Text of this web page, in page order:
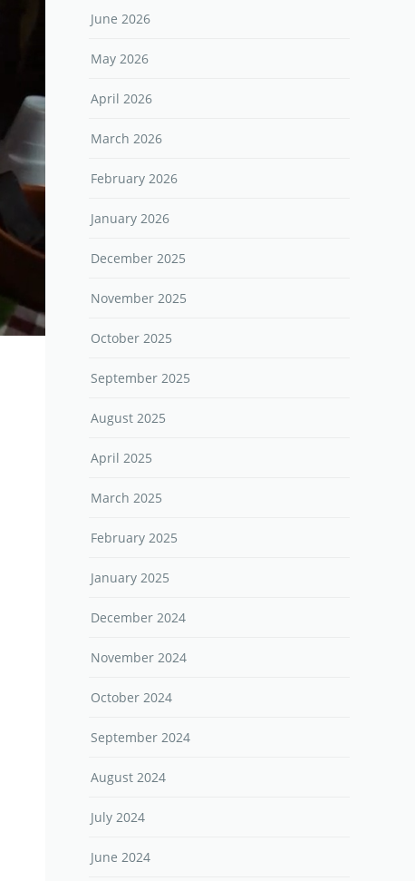
June 2026
May 2026
April 2026
March 2026
February 2026
January 2026
December 2025
November 2025
October 2025
September 2025
August 2025
April 2025
March 2025
February 2025
January 2025
December 2024
November 2024
October 2024
September 2024
August 2024
July 2024
June 2024